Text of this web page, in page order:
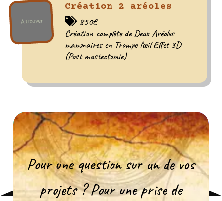
Création 2 aréoles
850€
Création complète de Deux Aréoles
mammaires en Trompe l’œil Effet 3D
(Post mastectomie)
Pour une question sur un de vos
projets ? Pour une prise de